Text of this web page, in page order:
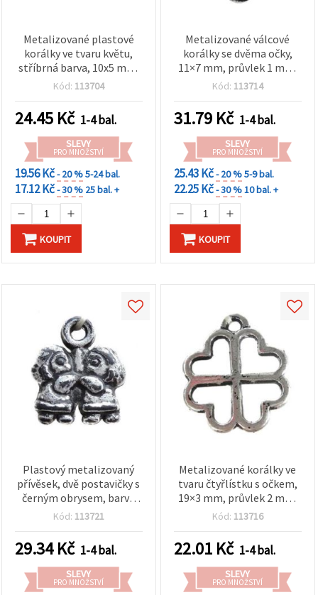
Metalizované plastové
korálky ve tvaru květu,
stříbrná barva, 10x5 mm,
otvor: 1 mm - 20 g (cca 68
Kód: 113704
24.45 Kč 1-4 bal.
SLEVY
PRO MNOŽSTVÍ
19.56 Kč- 20 %5-24 bal.
17.12 Kč- 30 % 25 bal. +
KOUPIT
Metalizované válcové
korálky se dvěma očky,
11×7 mm, průvlek 1 mm,
stříbrná barva, 50 g (~320
Kód: 113714
31.79 Kč 1-4 bal.
SLEVY
PRO MNOŽSTVÍ
25.43 Kč- 20 %5-9 bal.
22.25 Kč- 30 %10 bal. +
KOUPIT
Plastový metalizovaný
přívěsek, dvě postavičky s
černým obrysem, barva
starého stříbra, 16 × 15,5
50 g (~55 ks)
Kód: 113721
29.34Kč 1-4 bal.
SLEVY
PRO MNOŽSTVÍ
Metalizované korálky ve
tvaru čtyřlístku s očkem,
19×3 mm, průvlek 2 mm,
zlatá barva, 20 g (~45 ks)
Kód: 113716
22.01 Kč 1-4 bal.
SLEVY
PRO MNOŽSTVÍ